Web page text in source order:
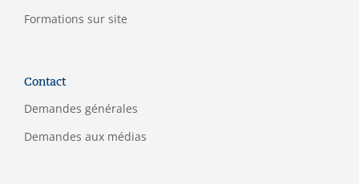
Formations sur site
Contact
Demandes générales
Demandes aux médias